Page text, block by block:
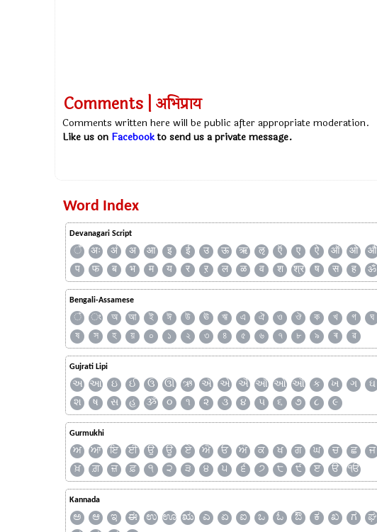
Comments | अभिप्राय
Comments written here will be public after appropriate moderation.
Like us on Facebookto send us a private message.
Word Index
Devanagari Script
ँ अः अं अ आ इ ई उ ऊ ऋ ऌ ऍ ए ऐ ऑ ओ औ
प
फ ब भ म य र ऱ ल ळ व श श्र ष स ह ॐ
Bengali-Assamese
ঁ ং অ আ ই ঈ উ ঊ ঋ এ ঐ ও ঔ ক খ গ ঘ
ষ
স হ য় ০ ১ ২ ৩ ৪ ৫ ৬ ৭ ৮ ৯ ৰ ৱ
Gujrati Lipi
અ આ ઇ ઈ ઉ ઊ ઋ ઍ એ ઐ ઑ ઓ ઔ ક ખ ગ ઘ
શ
ષ સ હ ૐ ૦ ૧ ૨ ૩ ૪ ૫ ૬ ૭ ૮ ૯
Gurmukhi
ਅ ਆ ਇ ਈ ਉ ਊ ਏ ਐ ਓ ਔ ਕ ਖ ਗ ਘ ਚ ਛ ਜ
ਖ਼
ਗ਼ ਜ਼ ਫ਼ ੧ ੨ ੩ ੪ ੫ ੬ ੭ ੮ ੯ ੲ ੳ ੴ
Kannada
ಅ ಆ ಇ ಈ ಉ ಊ ಋ ಎ ಏ ಐ ಒ ಓ ಔ ಕ ಖ ಗ ಘ